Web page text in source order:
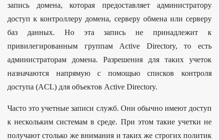
запись домена, которая предоставляет администратору
доступ к контроллеру домена, серверу обмена или серверу
баз данных. Но эта запись не принадлежит к
привилегированным группам Active Directory, то есть
администраторам домена. Разрешения для таких учеток
назначаются напрямую с помощью списков контроля
доступа (ACL) для объектов Active Directory.
Часто это учетные записи служб. Они обычно имеют доступ
к нескольким системам в среде. При этом такие учетки не
получают столько же внимания и таких же строгих политик